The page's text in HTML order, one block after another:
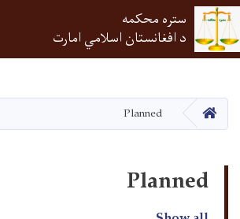
ستره محکمه
د افغانستان اسلامي امارت
HOME
Planned
Planned